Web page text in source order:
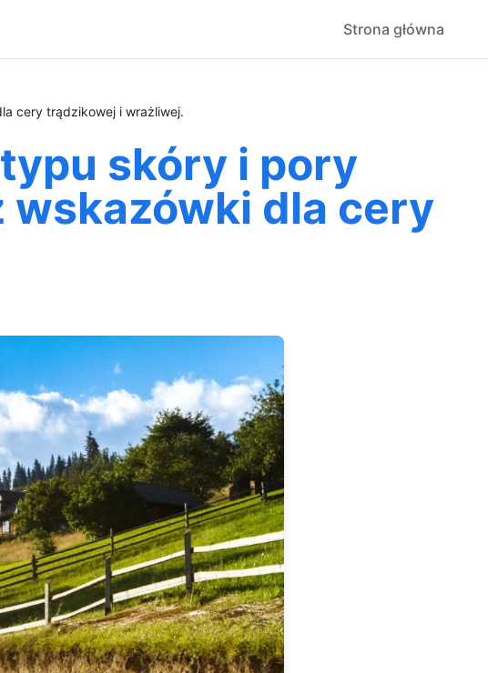
Strona główna
cery trądzikowej i wrażliwej.
skóry i pory
wskazówki dla cery